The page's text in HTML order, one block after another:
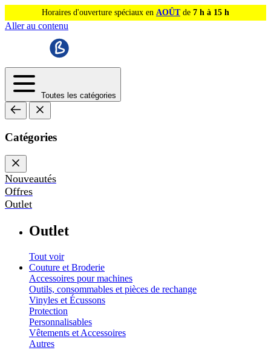
Horaires d'ouverture spéciaux en AOÛTde 7 h à 15 h
Aller au contenu
Toutes les catégories
Catégories
Nouveautés
Offres
Outlet
Outlet
Tout voir
Couture et Broderie
Accessoires pour machines
Outils, consommables et pièces de rechange
Vinyles et Écussons
Protection
Personnalisables
Vêtements et Accessoires
Autres